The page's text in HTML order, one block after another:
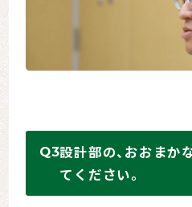
設計部の、おおまか
てください。